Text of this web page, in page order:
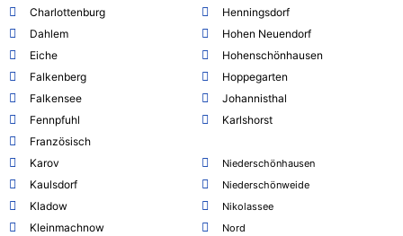
Charlottenburg
Dahlem
Eiche
Falkenberg
Falkensee
Fennpfuhl
Französisch
Henningsdorf
Hohen Neuendorf
Hohenschönhausen
Hoppegarten
Johannisthal
Karlshorst
Karov
Kaulsdorf
Kladow
Kleinmachnow
Niederschönhausen
Niederschönweide
Nikolassee
Nord